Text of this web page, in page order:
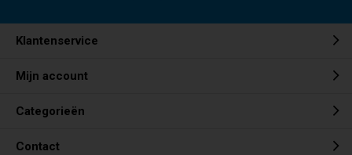
Klantenservice
Mijn account
Categorieën
Contact